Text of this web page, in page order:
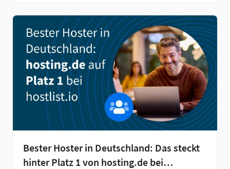
Bester Hoster in Deutschland: Das steckt
hinter Platz 1 von hosting.de bei